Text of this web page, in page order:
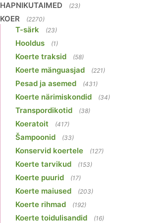
HAPNIKUTAIMED (23)
KOER (2270)
T-särk (23)
Hooldus (1)
Koerte traksid (58)
Koerte mänguasjad (221)
Pesad ja asemed (431)
Koerte närimiskondid (34)
Transpordikotid (38)
Koeratoit (417)
Šampoonid (33)
Konservid koertele (127)
Koerte tarvikud (153)
Koerte puurid (17)
Koerte maiused (203)
Koerte rihmad (192)
Koerte toidulisandid (16)